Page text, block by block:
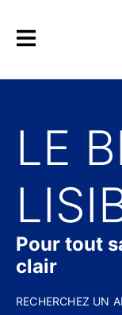
LE
Pour tout
clair
RECHERCHEZ UN